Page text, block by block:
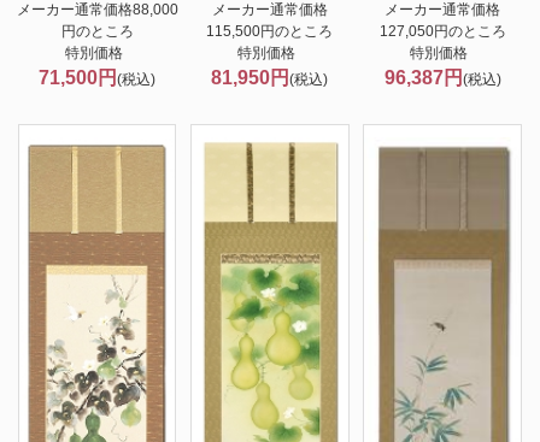
メーカー通常価格88,000
円のところ
特別価格
71,500円(税込)
メーカー通常価格
115,500円のところ
特別価格
81,950円(税込)
メーカー通常価格
127,050円のところ
特別価格
96,387円 (税込)